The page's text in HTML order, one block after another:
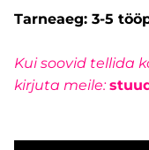
Tarneaeg: 3-5
Kui soovid tellida
kirjuta meile: